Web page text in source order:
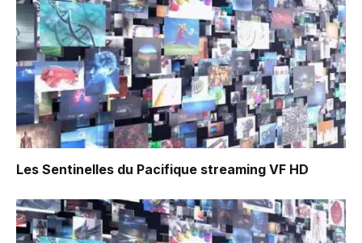
Les Sentinelles du Pacifique streaming VF HD